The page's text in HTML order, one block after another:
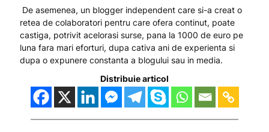
De asemenea, un blogger independent care si-a creat o
retea de colaboratori pentru care ofera continut, poate
castiga, potrivit acelorasi surse, pana la 1000 de euro pe
luna fara mari eforturi, dupa cativa ani de experienta si
dupa o expunere constanta a blogului sau in media.
Distribuie articol